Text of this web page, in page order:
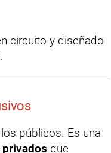
circuito y diseñado
públicos. Es una
que